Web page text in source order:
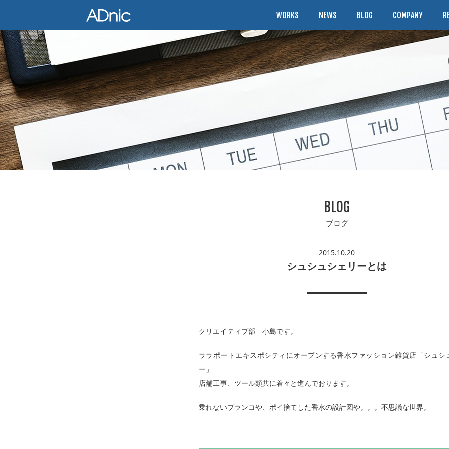
WORKS NEWS BLOG COMPANY
BLOG
ブログ
2015.10.20
シュシュシェリーとは
クリエイティブ部 小島です。
ララポートエキスポシティにオープンする香水ファッション雑貨店「シュシ
ー」
店舗工事、ツール類共に着々と進んでおります。
乗れないブランコや、ポイ捨てした香水の設計図や。。。不思議な世界。